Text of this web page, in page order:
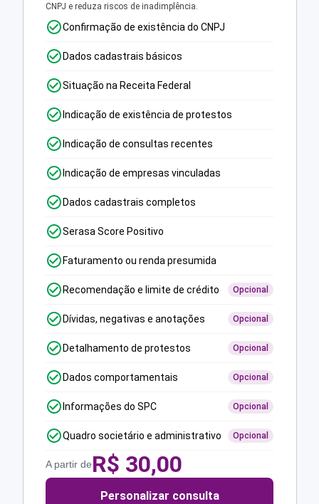
CNPJ e reduza riscos de inadimplência.
Confirmação de existência do CNPJ
Dados cadastrais básicos
Situação na Receita Federal
Indicação de existência de protestos
Indicação de consultas recentes
Indicação de empresas vinculadas
Dados cadastrais completos
Serasa Score Positivo
Faturamento ou renda presumida
Recomendação e limite de crédito Opcional
Dívidas, negativas e anotações Opcional
Detalhamento de protestos Opcional
Dados comportamentais Opcional
Informações do SPC Opcional
Quadro societário e administrativo Opcional
A partir deR$ 30,00
Personalizar consulta